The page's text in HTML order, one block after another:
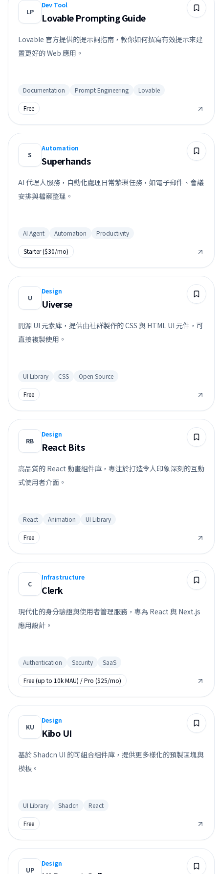
LP
Dev Tool
Lovable Prompting Guide
Lovable 官方提供的提示詞指南，教你如何撰寫有效提示來建
置更好的 Web 應用。
Documentation Prompt Engineering Lovable
Free
S
Automation
Superhands
AI 代理人服務，自動化處理日常繁瑣任務，如電子郵件、會議
安排與檔案整理。
AI Agent Automation Productivity
Starter ($30/mo)
U
Design
Uiverse
開源 UI 元素庫，提供由社群製作的 CSS 與 HTML UI 元件，可
直接複製使用。
UI Library CSS Open Source
Free
RB
Design
React Bits
高品質的 React 動畫組件庫，專注於打造令人印象深刻的互動
式使用者介面。
React Animation UI Library
Free
C
Infrastructure
Clerk
現代化的身分驗證與使用者管理服務，專為 React 與 Next.js
應用設計。
Authentication Security SaaS
Free (up to 10k MAU) / Pro ($25/mo)
KU
Design
Kibo UI
基於 Shadcn UI 的可組合組件庫，提供更多樣化的預製區塊與
模板。
UI Library Shadcn React
Free
UP
Design